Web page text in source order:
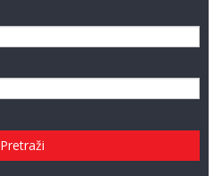
Pretraži